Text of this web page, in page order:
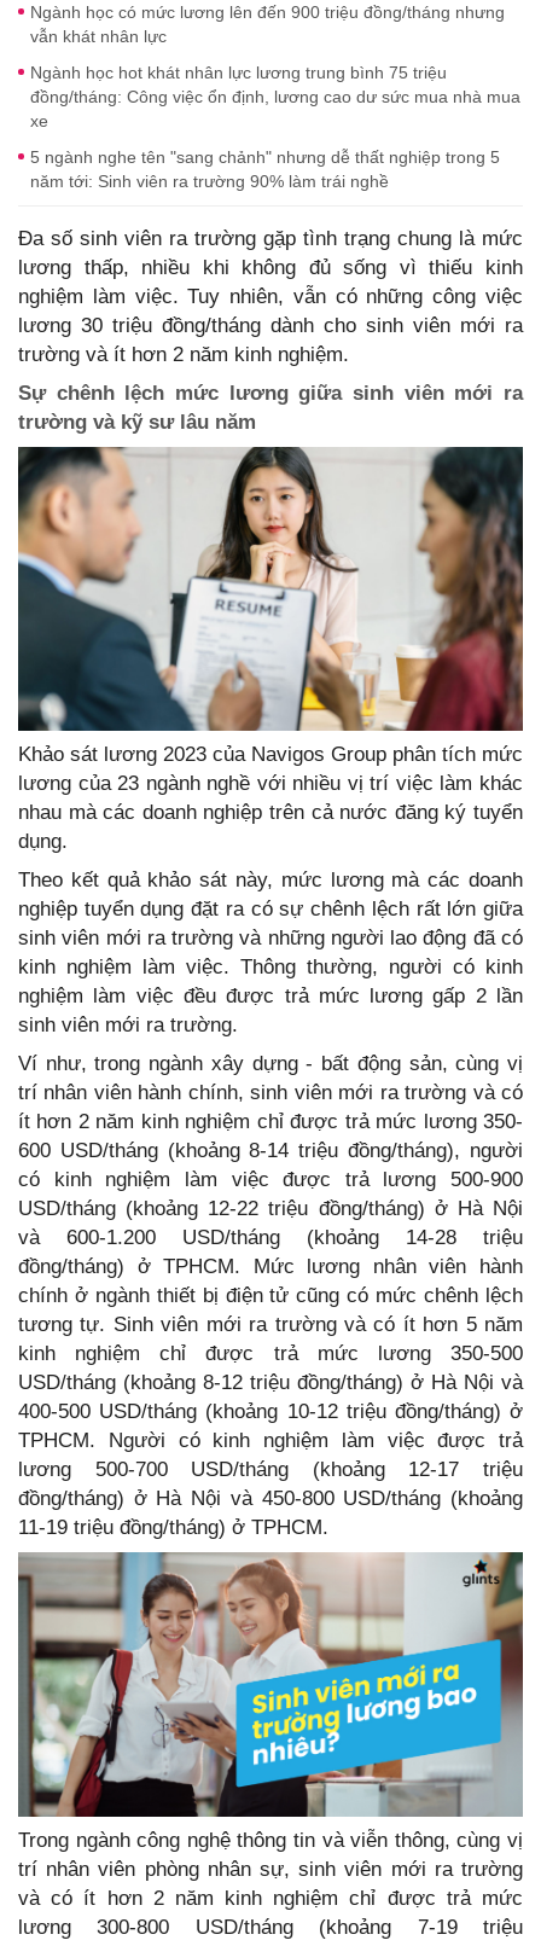
Ngành học có mức lương lên đến 900 triệu đồng/tháng nhưng
vẫn khát nhân lực
Ngành học hot khát nhân lực lương trung bình 75 triệu
đồng/tháng: Công việc ổn định, lương cao dư sức mua nhà mua
xe
5 ngành nghe tên "sang chảnh" nhưng dễ thất nghiệp trong 5
năm tới: Sinh viên ra trường 90% làm trái nghề
Đa số sinh viên ra trường gặp tình trạng chung là mức
lương thấp, nhiều khi không đủ sống vì thiếu kinh
nghiệm làm việc. Tuy nhiên, vẫn có những công việc
lương 30 triệu đồng/tháng dành cho sinh viên mới ra
trường và ít hơn 2 năm kinh nghiệm.
Sự chênh lệch mức lương giữa sinh viên mới ra
trường và kỹ sư lâu năm
Khảo sát lương 2023 của Navigos Group phân tích mức
lương của 23 ngành nghề với nhiều vị trí việc làm khác
nhau mà các doanh nghiệp trên cả nước đăng ký tuyển
dụng.
Theo kết quả khảo sát này, mức lương mà các doanh
nghiệp tuyển dụng đặt ra có sự chênh lệch rất lớn giữa
sinh viên mới ra trường và những người lao động đã có
kinh nghiệm làm việc. Thông thường, người có kinh
nghiệm làm việc đều được trả mức lương gấp 2 lần
sinh viên mới ra trường.
Ví như, trong ngành xây dựng - bất động sản, cùng vị
trí nhân viên hành chính, sinh viên mới ra trường và có
ít hơn 2 năm kinh nghiệm chỉ được trả mức lương 350-
600 USD/tháng (khoảng 8-14 triệu đồng/tháng), người
có kinh nghiệm làm việc được trả lương 500-900
USD/tháng (khoảng 12-22 triệu đồng/tháng) ở Hà Nội
và 600-1.200 USD/tháng (khoảng 14-28 triệu
đồng/tháng) ở TPHCM. Mức lương nhân viên hành
chính ở ngành thiết bị điện tử cũng có mức chênh lệch
tương tự. Sinh viên mới ra trường và có ít hơn 5 năm
kinh nghiệm chỉ được trả mức lương 350-500
USD/tháng (khoảng 8-12 triệu đồng/tháng) ở Hà Nội và
400-500 USD/tháng (khoảng 10-12 triệu đồng/tháng) ở
TPHCM. Người có kinh nghiệm làm việc được trả
lương 500-700 USD/tháng (khoảng 12-17 triệu
đồng/tháng) ở Hà Nội và 450-800 USD/tháng (khoảng
11-19 triệu đồng/tháng) ở TPHCM.
Trong ngành công nghệ thông tin và viễn thông, cùng vị
trí nhân viên phòng nhân sự, sinh viên mới ra trường
và có ít hơn 2 năm kinh nghiệm chỉ được trả mức
lương 300-800 USD/tháng (khoảng 7-19 triệu